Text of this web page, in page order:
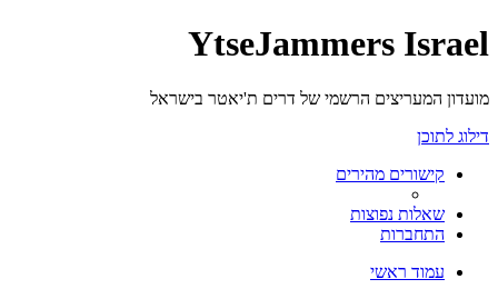
YtseJammers Israel
מועדון המעריצים הרשמי של דרים ת'יאטר בישראל
דילוג לתוכן
קישורים מהירים
שאלות נפוצות
התחברות
עמוד ראשי